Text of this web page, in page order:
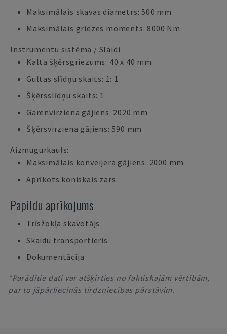
Maksimālais skavas diametrs: 500 mm
Maksimālais griezes moments: 8000 Nm
Instrumentu sistēma / Slaidi
Kalta šķērsgriezums: 40 x 40 mm
Gultas slīdņu skaits: 1: 1
Šķērsslīdņu skaits: 1
Garenvirziena gājiens: 2020 mm
Šķērsvirziena gājiens: 590 mm
Aizmugurkauls:
Maksimālais konveijera gājiens: 2000 mm
Aprīkots koniskais zars
Papildu aprīkojums
Trīsžokļa skavotājs
Skaidu transportieris
Dokumentācija
*Parādītie dati var atšķirties no faktiskajām vērtībām,
par to jāpārliecinās tirdzniecības pārstāvim.